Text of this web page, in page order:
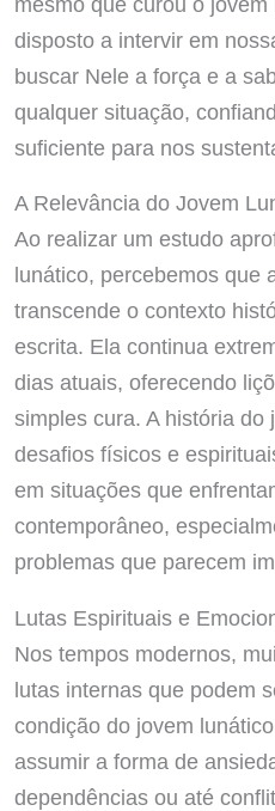
disposto a intervir em
buscar Nele a força e a
qualquer situação,
suficiente para nos
A Relevância do Jovem
Ao realizar um estudo
lunático, percebemos que
transcende o contexto
escrita. Ela continua
dias atuais, oferecendo
simples cura. A história
desafios físicos e
em situações que
contemporâneo,
problemas que parecem
Lutas Espirituais e
Nos tempos modernos,
lutas internas que podem
condição do jovem
assumir a forma de
dependências ou até